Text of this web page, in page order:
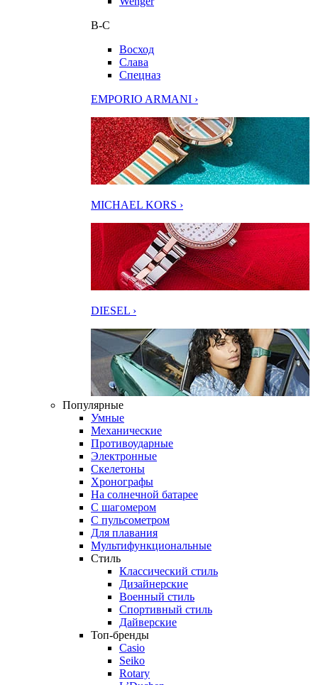
В-С
Восход
Слава
Спецназ
EMPORIO ARMANI ›
MICHAEL KORS ›
DIESEL ›
Популярные
Умные
Механические
Противоударные
Электронные
Скелетоны
Хронографы
На солнечной батарее
С шагомером
С пульсометром
Для плавания
Мультифункциональные
Стиль
Классический стиль
Дизайнерские
Военный стиль
Спортивный стиль
Дайверские
Топ-бренды
Casio
Seiko
Rotary